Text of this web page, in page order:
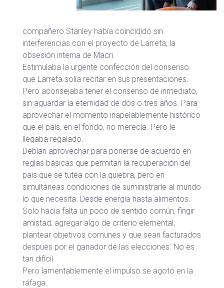
compañero Stanley había coincidido sin
interferencias con el proyecto de Larreta, la
obsesión interna de Macri.
Estimulaba la urgente confección del consenso
que Larreta solía recitar en sus presentaciones.
Pero aconsejaba tener el consenso de inmediato,
sin aguardar la eternidad de dos o tres años. Para
aprovechar el momento inapelablemente histórico
que el país, en el fondo, no merecía. Pero le
llegaba regalado.
Debían aprovechar para ponerse de acuerdo en
reglas básicas que permitan la recuperación del
país que se tutea con la quiebra, pero en
simultáneas condiciones de suministrarle al mundo
lo que necesita. Desde energía hasta alimentos.
Solo hacía falta un poco de sentido común, fingir
amistad, agregar algo de criterio elemental,
plantear objetivos comunes y que sean facturados
después por el ganador de las elecciones. No es
tan difícil.
Pero lamentablemente el impulso se agotó en la
ráfaga.